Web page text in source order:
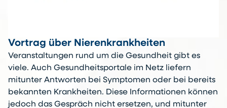
Vortrag über Nierenkrankheiten
Veranstaltungen rund um die Gesundheit gibt es
viele. Auch Gesundheitsportale im Netz liefern
mitunter Antworten bei Symptomen oder bei bereits
bekannten Krankheiten. Diese Informationen können
jedoch das Gespräch nicht ersetzen, und mitunter